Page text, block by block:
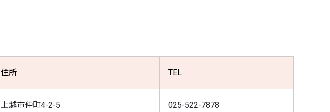
住所 TEL
上越市仲町4-2-5 025-522-7878